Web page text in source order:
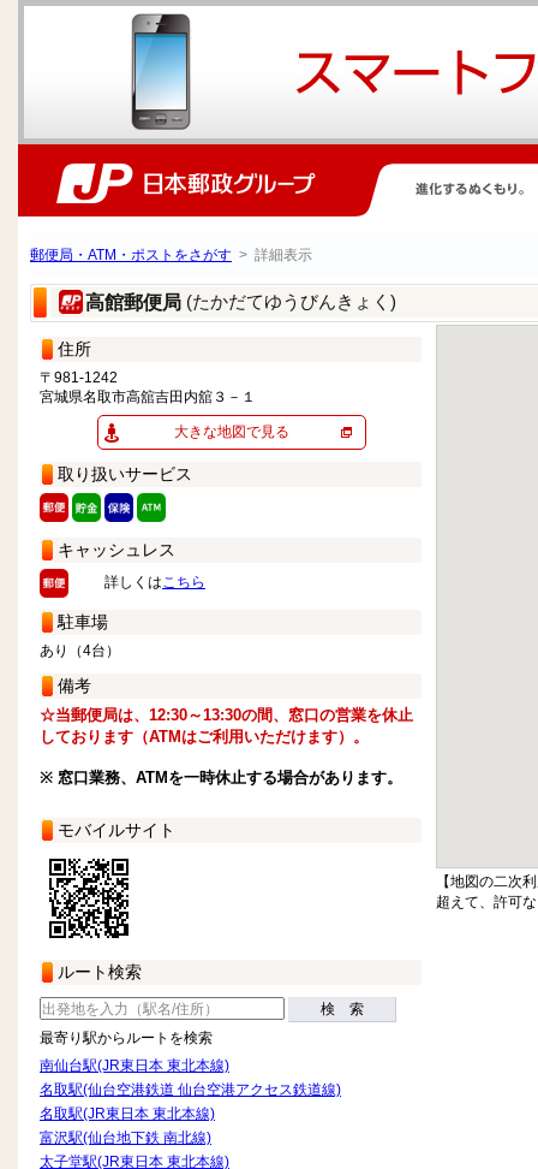
郵便局・ATM・ポストをさがす > 詳細表示
高館郵便局 (たかだてゆうびんきょく)
住所
〒981-1242
宮城県名取市高舘吉田内舘３－１
大きな地図で見る
取り扱いサービス
キャッシュレス
詳しくはこちら
駐車場
あり（4台）
備考
☆当郵便局は、12:30～13:30の間、窓口の営業を休止
しております（ATMはご利用いただけます）。
※ 窓口業務、ATMを一時休止する場合があります。
モバイルサイト
ルート検索
検 索
最寄り駅からルートを検索
南仙台駅(JR東日本 東北本線)
名取駅(仙台空港鉄道 仙台空港アクセス鉄道線)
名取駅(JR東日本 東北本線)
富沢駅(仙台地下鉄 南北線)
太子堂駅(JR東日本 東北本線)
【地図の二次
超えて、許可